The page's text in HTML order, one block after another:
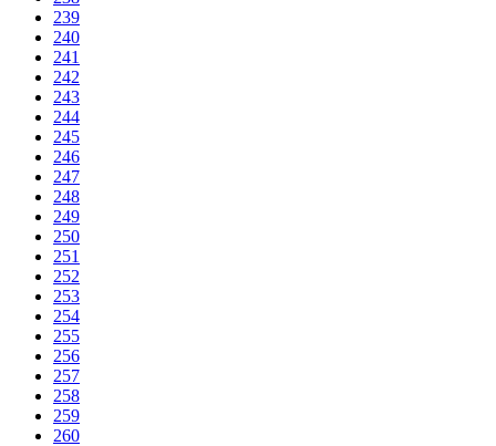
239
240
241
242
243
244
245
246
247
248
249
250
251
252
253
254
255
256
257
258
259
260